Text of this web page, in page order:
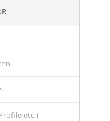
etc.)